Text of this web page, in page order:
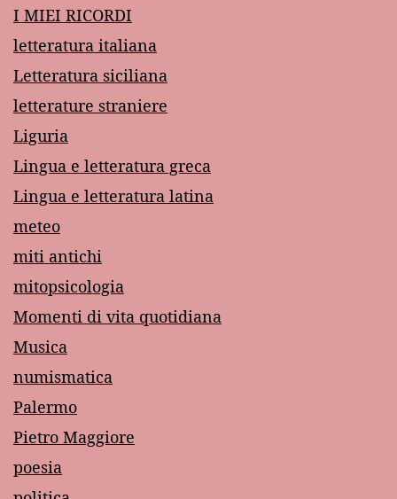
I MIEI RICORDI
letteratura italiana
Letteratura siciliana
letterature straniere
Liguria
Lingua e letteratura greca
Lingua e letteratura latina
meteo
miti antichi
mitopsicologia
Momenti di vita quotidiana
Musica
numismatica
Palermo
Pietro Maggiore
poesia